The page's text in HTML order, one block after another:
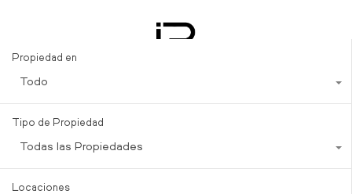
Propiedad en
Todo
Tipo de Propiedad
Todas las Propiedades
Locaciones